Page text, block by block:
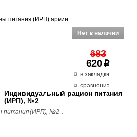
питания (ИРП) армии
683
620 p
в закладки
сравнение
Индивидуальный рацион питания
(ИРП), №2
питания (ИРП), №2 ..